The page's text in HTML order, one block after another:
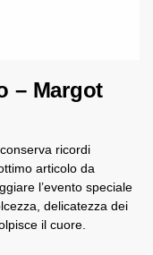
– Margot
ricordi
articolo da
l’evento speciale
delicatezza dei
il cuore.